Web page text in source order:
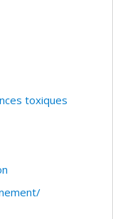
toxiques